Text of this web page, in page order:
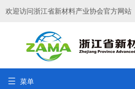
欢迎访问浙江省新材料产业协会官方网站
 菜单